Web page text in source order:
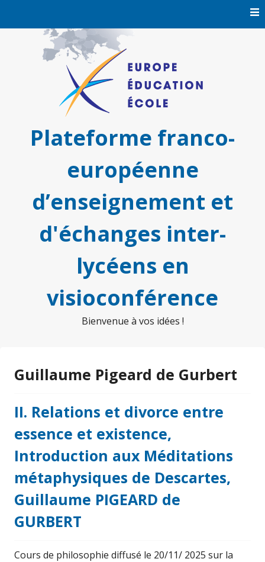
Plateforme franco-
européenne
d’enseignement et
d'échanges inter-
lycéens en
visioconférence
Bienvenue à vos idées !
Guillaume Pigeard de Gurbert
II. Relations et divorce entre
essence et existence,
Introduction aux Méditations
métaphysiques de Descartes,
Guillaume PIGEARD de
GURBERT
Cours de philosophie diffusé le 20/11/ 2025 sur la